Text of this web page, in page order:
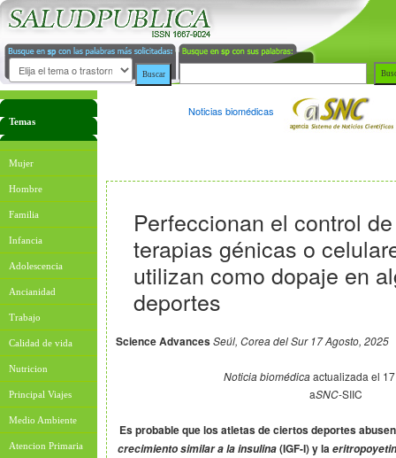
Temas
Mujer
Hombre
Familia
Infancia
Adolescencia
Ancianidad
Trabajo
Calidad de vida
Nutricion
Principal Viajes
Medio Ambiente
Atencion Primaria
Noticias biomédicas
Perfeccionan el control
terapias génicas o
utilizan como dopaje en
deportes
Science AdvancesSeúl, Corea del Sur 17 Agosto, 2025
Noticia biomédicaactualizada el
aSNC-SIIC
Es probable que los atletas de ciertos deportes
crecimiento similar a la insulina(IGF-I) y la